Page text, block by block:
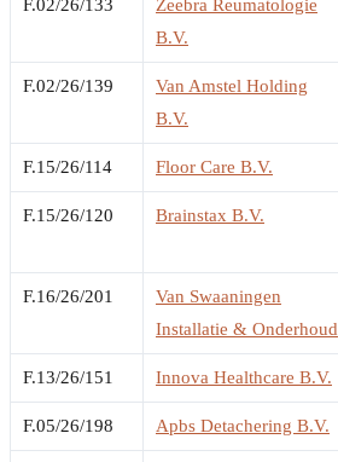
F.02/26/133
Zeebra Reumatologie
B.V.
F.02/26/139
Van Amstel Holding
B.V.
F.15/26/114 Floor Care B.V.
F.15/26/120 Brainstax B.V.
F.16/26/201
Van Swaaningen
Installatie & Onderhoud
F.13/26/151 Innova Healthcare B.V.
F.05/26/198 Apbs Detachering B.V.